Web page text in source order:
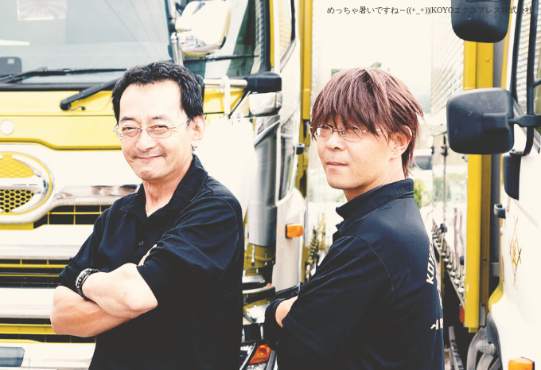
めっちゃ暑いですね～((+_+))|KOYOエクスプレス株式会社